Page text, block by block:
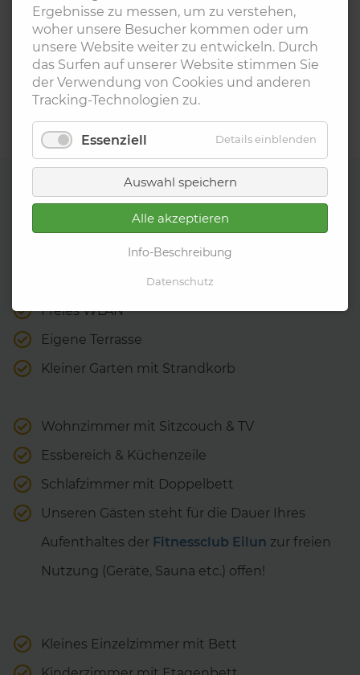
Ausstattung
Eigener KFZ-Stellplatz
Freies WLAN
Eigene Terrasse
Kleiner Garten mit Strandkorb
Wohnzimmer mit Sitzcouch & TV
Essbereich & Küchenzeile
Schlafzimmer mit Doppelbett
Unseren Gästen steht für die Dauer Ihres
Aufenthaltes der Fitnessclub Eilun zur freien
Nutzung (Geräte, Sauna etc.) offen!
Kleines Einzelzimmer mit Bett
Ergebnisse zu messen, um zu verstehen,
woher unsere Besucher kommen oder um
unsere Website weiter zu entwickeln. Durch
das Surfen auf unserer Website stimmen Sie
der Verwendung von Cookies und anderen
Tracking-Technologien zu.
Essenziell Details einblenden
Auswahl speichern
Alle akzeptieren
Info-Beschreibung
Datenschutz